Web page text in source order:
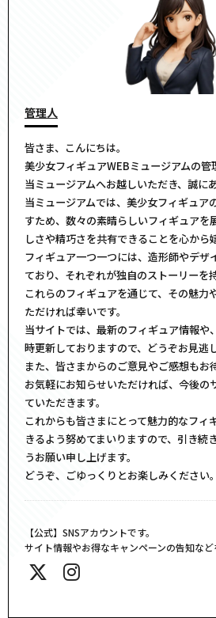
管理人
皆さま、こんにちは。
美少女フィギュアWEBミュージアムの管
当ミュージアムへお越しいただき、誠に
当ミュージアムでは、美少女フィギュア
すため、数々の素晴らしいフィギュアを
しさや精巧さを共有できることを心から
フィギュア一つ一つには、造形師やデザ
ており、それぞれが独自のストーリーを
これらのフィギュアを通じて、その魅力
ただければ幸いです。
当サイトでは、最新のフィギュア情報や
時更新しておりますので、どうぞお見逃
また、皆さまからのご意見やご感想もお
お気軽にお知らせいただければ、今後の
ていただきます。
これからも皆さまにとって魅力的なフィ
きるよう努めてまいりますので、引き続
うお願い申し上げます。
どうぞ、ごゆっくりとお楽しみください。
【公式】SNSアカウントです。
サイト情報やお得なキャンペーンの告知など